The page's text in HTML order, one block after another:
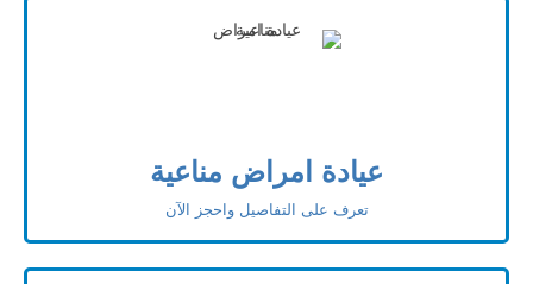
عيادة امراض مناعية
تعرف على التفاصيل واحجز الآن